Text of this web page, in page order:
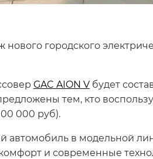
нового городского
GAC AION V будет
тем, кто
000 руб).
автомобиль в модельной
и современные